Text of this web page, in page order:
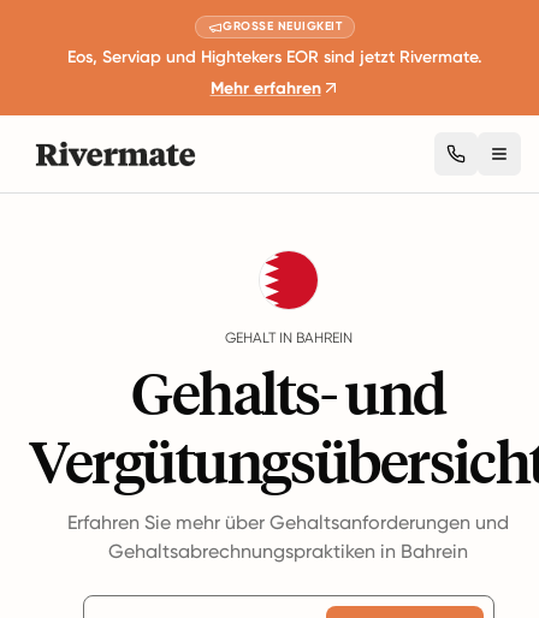
GROSSE NEUIGKEIT
Eos, Serviap und Hightekers EOR sind jetzt Rivermate.
Mehr erfahren
GEHALT IN BAHREIN
Gehalts- und
Erfahren Sie mehr über Gehaltsanforderungen und
Gehaltsabrechnungspraktiken in Bahrein